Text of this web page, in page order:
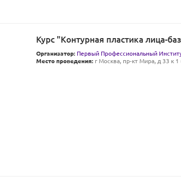
Курс "Контурная пластика лица-
Организатор: Первый Профессиональный
Место проведения: г Москва, пр-кт Мира, д 33 к 1